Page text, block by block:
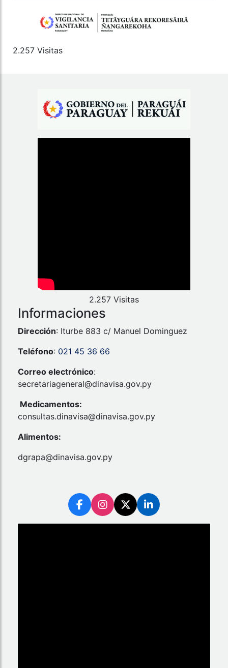
2.257 Visitas
2.257 Visitas
Informaciones
Dirección: Iturbe 883 c/ Manuel Dominguez
Teléfono: 021 45 36 66
Correo electrónico:
secretariageneral@dinavisa.gov.py
Medicamentos:
consultas.dinavisa@dinavisa.gov.py
Alimentos:
dgrapa@dinavisa.gov.py